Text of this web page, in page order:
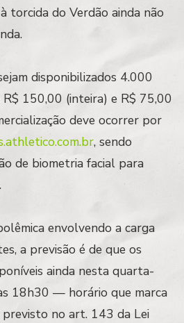
torcida do Verdão ainda não
disponibilizados 4.000
150,00 (inteira) e R$ 75,00
deve ocorrer por
, sendo
de biometria facial para
envolvendo a carga
a previsão é de que os
ainda nesta quarta-
18h30 — horário que marca
no art. 143 da Lei